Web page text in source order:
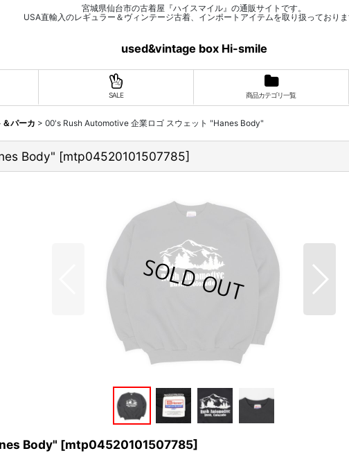
宮城県仙台市の古着屋『ハイスマイル』の通販サイトです。
USA直輸入のレギュラー＆ヴィンテージ古着、インポートアイテムを取り扱っておりま
used&vintage box Hi-smile
SALE 商品カテゴリ一覧
パーカ > 00's Rush Automotive 企業ロゴ スウェット "Hanes Body"
Body" [mtp04520101507785]
Body" [mtp04520101507785]